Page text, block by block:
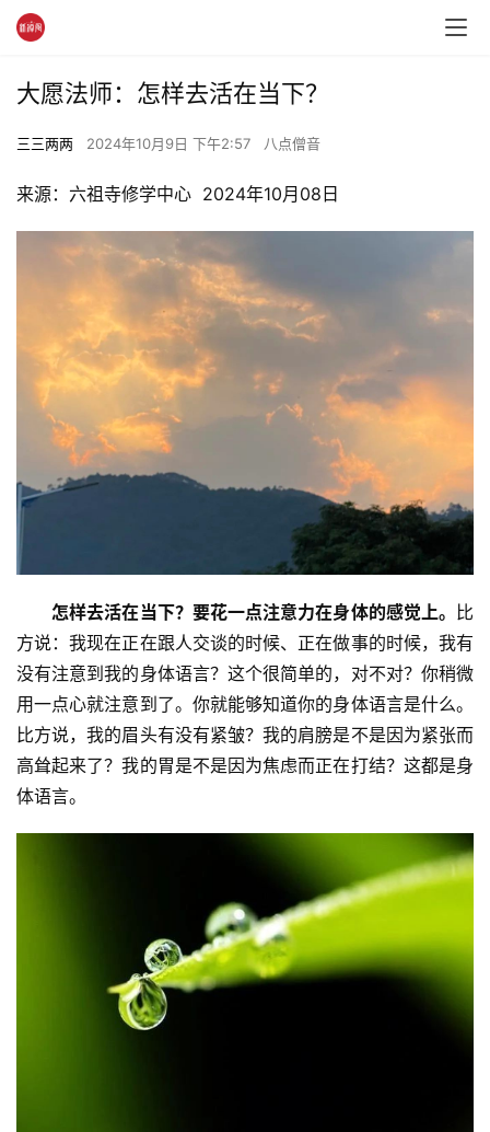
大愿法师：怎样去活在当下？
三三两两 2024年10月9日 下午2:57 八点僧音
来源：六祖寺修学中心  2024年10月08日
怎样去活在当下？ 要花一点注意力在身体的感觉上。 比
方说：我现在正在跟人交谈的时候、正在做事的时候，我有
没有注意到我的身体语言？这个很简单的，对不对？你稍微
用一点心就注意到了。你就能够知道你的身体语言是什么。
比方说，我的眉头有没有紧皱？我的肩膀是不是因为紧张而
高耸起来了？我的胃是不是因为焦虑而正在打结？这都是身
体语言。